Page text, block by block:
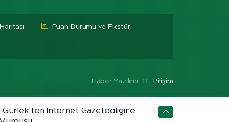
Puan Durumu ve Fikstür
Haber Yazılımı: TE Bilişim
Gürlek’ten İnternet Gazeteciliğine